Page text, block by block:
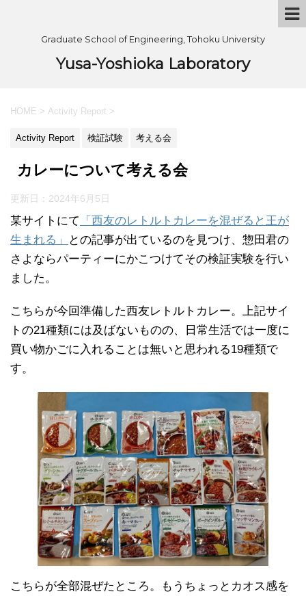
Graduate School of Engineering, Tohoku University
Yusa-Yoshioka Laboratory
HOME > Activity Report >
Activity Report 検証試験 考える会
カレーについて考える会
更新日： 2024年6月5日
某サイトにて
「西友のレトルトカレーを混ぜると王が
生まれる」
との記事が出ているのを見つけ、惣田君の
さよならパーティーにかこつけてその検証実験を行い
ました。
こちらが今回準備した西友レトルトカレー。上記サイ
トの21種類には及ばないものの、日常生活では一度に
買い物かごに入れることは無いと思われる19種類で
す。
こちらが全部混ぜたところ。もうちょっとカオス感を